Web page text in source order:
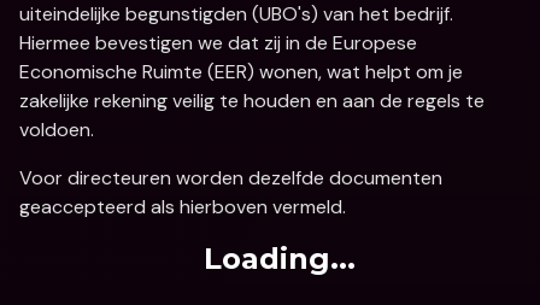
uiteindelijke begunstigden (UBO's) van het bedrijf.
Hiermee bevestigen we dat zij in de Europese
Economische Ruimte (EER) wonen, wat helpt om je
zakelijke rekening veilig te houden en aan de regels te
voldoen.
Voor directeuren worden dezelfde documenten
geaccepteerd als hierboven vermeld.
Loading...